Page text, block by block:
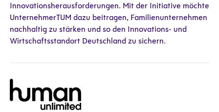
Innovationsherausforderungen. Mit der Initiative möchte
UnternehmerTUM dazu beitragen, Familienunternehmen
nachhaltig zu stärken und so den Innovations- und
Wirtschaftsstandort Deutschland zu sichern.